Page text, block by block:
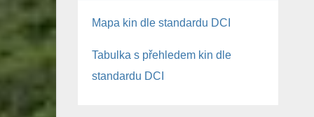
Mapa kin dle standardu DCI
Tabulka s přehledem kin dle
standardu DCI